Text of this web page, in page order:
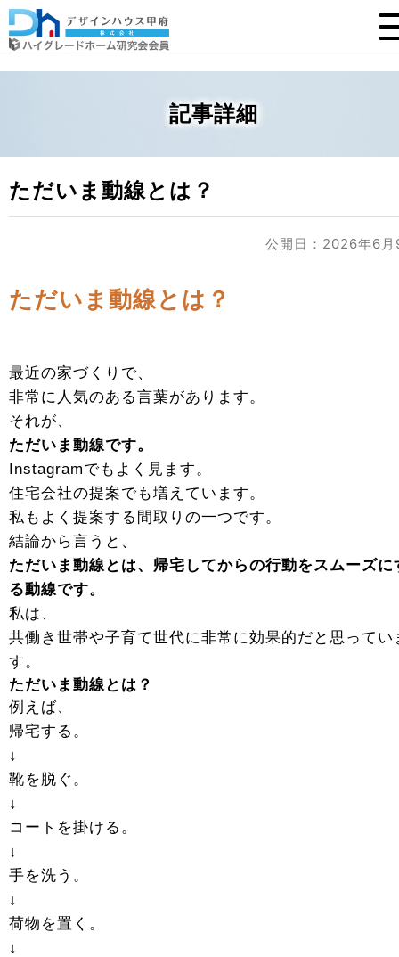
記事詳細
ただいま動線とは？
公開日：2026年6月
ただいま動線とは？
最近の家づくりで、
非常に人気のある言葉があります。
それが、
ただいま動線です。
Instagramでもよく見ます。
住宅会社の提案でも増えています。
私もよく提案する間取りの一つです。
結論から言うと、
ただいま動線とは、帰宅してからの行動をスムーズに
る動線です。
私は、
共働き世帯や子育て世代に非常に効果的だと思ってい
す。
ただいま動線とは？
例えば、
帰宅する。
↓
靴を脱ぐ。
↓
コートを掛ける。
↓
手を洗う。
↓
荷物を置く。
↓